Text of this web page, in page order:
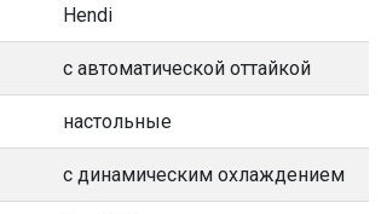
Hendi
с автоматической оттайкой
настольные
с динамическим охлаждением